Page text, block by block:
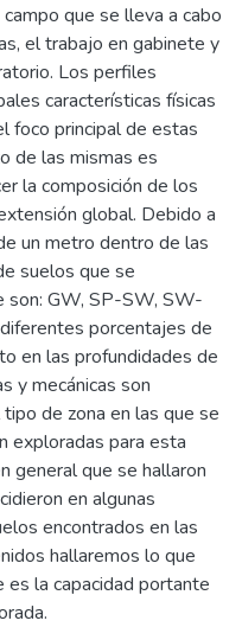
que se lleva a cabo
el trabajo en gabinete y
Los perfiles
características físicas
foco principal de estas
de las mismas es
la composición de los
global. Debido a
un metro dentro de las
suelos que se
son: GW, SP-SW, SW-
porcentajes de
en las profundidades de
y mecánicas son
de zona en las que se
exploradas para esta
general que se hallaron
en algunas
encontrados en las
hallaremos lo que
la capacidad portante